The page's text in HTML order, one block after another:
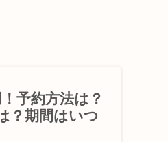
予約方法は？
？期間はいつ